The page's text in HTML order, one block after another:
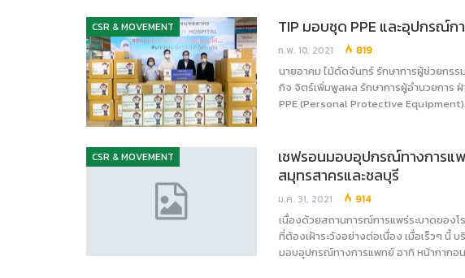
CSR & MOVEMENT TIP มอบชุด PPE และอุปกรณ์ก
ก.พ. 10, 2021 819
นายอาคม ไม้ดัดจันทร์ รักษาการผู้ช่วยกร
กิจ จิตร์เพิ่มพูลผล รักษาการผู้อำนวยการ
PPE (Personal Protective
CSR & MOVEMENT
เชฟรอนมอบอุปกรณ์ทางการแ
สมุทรสาครและชลบุรี
ม.ค. 31, 2021 914
เนื่องด้วยสถานการณ์การแพร่ระบาดของโ
ที่ต้องเฝ้าระวังอย่างต่อเนื่อง เมื่อเร็วๆ นี้
มอบอุปกรณ์ทางการแพทย์ อาทิ หน้ากากอ